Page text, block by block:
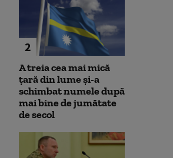
2
A treia cea mai mică
țară din lume și-a
schimbat numele după
mai bine de jumătate
de secol